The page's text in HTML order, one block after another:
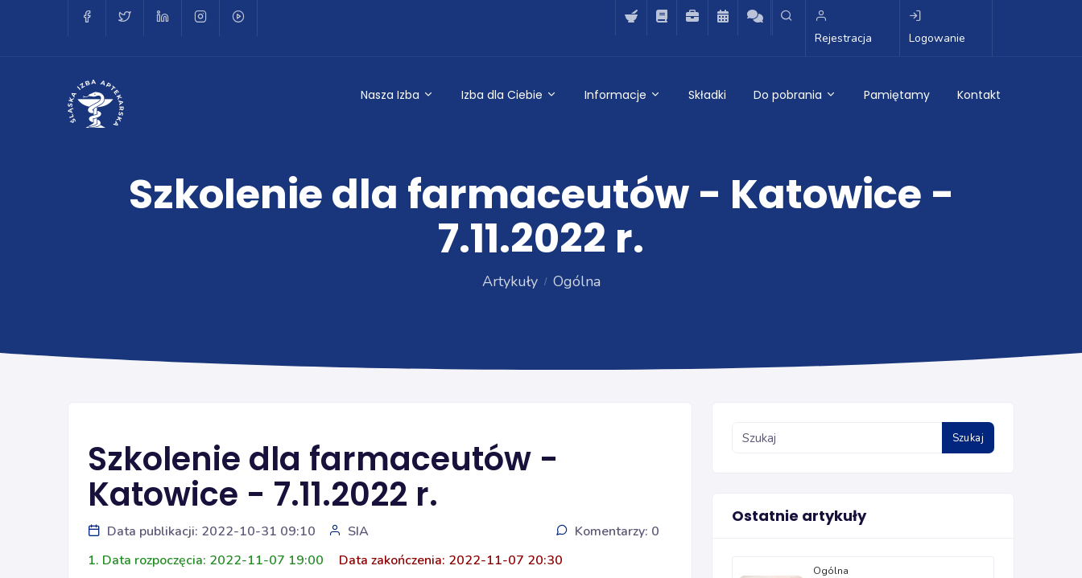
Rejestracja Logowanie
Nasza Izba Izba dla Ciebie Informacje Składki Do pobrania Pamiętamy Kontakt
Szkolenie dla farmaceutów - Katowice -
7.11.2022 r.
Artykuły Ogólna
Szkolenie dla farmaceutów -
Katowice - 7.11.2022 r.
Data publikacji: 2022-10-31 09:10 SIA
Komentarzy: 0
1. Data rozpoczęcia: 2022-11-07 19:00
Data zakończenia: 2022-11-07 20:30
Szukaj
Ostatnie artykuły
Ogólna